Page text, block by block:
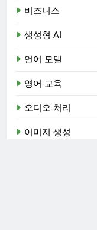
비즈니스
생성형 AI
언어 모델
영어 교육
오디오 처리
이미지 생성